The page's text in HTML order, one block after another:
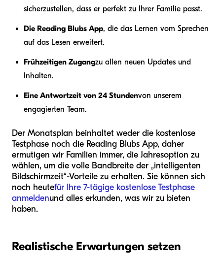
sicherzustellen, dass er perfekt zu Ihrer Familie passt.
Die Reading Blubs App, die das Lernen vom Sprechen
auf das Lesen erweitert.
Frühzeitigen Zugangzu allen neuen Updates und
Inhalten.
Eine Antwortzeit von 24 Stundenvon unserem
engagierten Team.
Der Monatsplan beinhaltet weder die kostenlose
Testphase noch die Reading Blubs App, daher
ermutigen wir Familien immer, die Jahresoption zu
wählen, um die volle Bandbreite der „intelligenten
Bildschirmzeit“-Vorteile zu erhalten. Sie können sich
noch heutefür Ihre 7-tägige kostenlose Testphase
anmeldenund alles erkunden, was wir zu bieten
haben.
Realistische Erwartungen setzen